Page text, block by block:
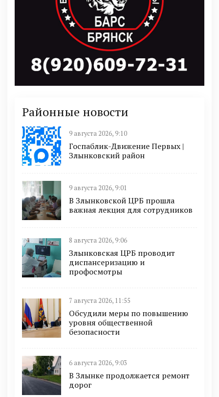
Районные новости
9 августа 2026, 9:10
Госпаблик-Движение Первых |
Злынковский район
9 августа 2026, 9:01
В Злынковской ЦРБ прошла
важная лекция для сотрудников
8 августа 2026, 9:06
Злынковская ЦРБ проводит
диспансеризацию и
профосмотры
7 августа 2026, 11:55
Обсудили меры по повышению
уровня общественной
безопасности
6 августа 2026, 9:03
В Злынке продолжается ремонт
дорог